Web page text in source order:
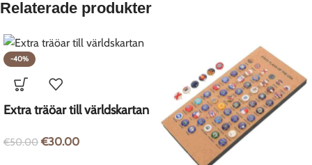
Relaterade produkter
-40%
Extra träöar till världskartan
€50.00 €30.00